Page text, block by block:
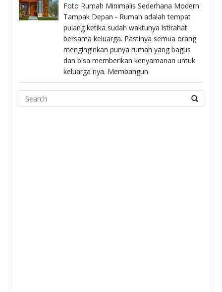
Foto Rumah Minimalis Sederhana Modern
Tampak Depan - Rumah adalah tempat
pulang ketika sudah waktunya istirahat
bersama keluarga. Pastinya semua orang
menginginkan punya rumah yang bagus
dan bisa memberikan kenyamanan untuk
keluarga nya. Membangun
Search